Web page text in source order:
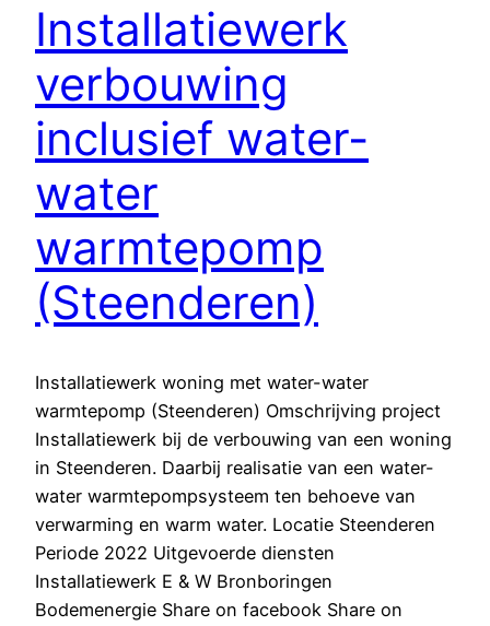
Installatiewerk
verbouwing
inclusief water-
water
warmtepomp
(Steenderen)
Installatiewerk woning met water-water
warmtepomp (Steenderen) Omschrijving project
Installatiewerk bij de verbouwing van een woning
in Steenderen. Daarbij realisatie van een water-
water warmtepompsysteem ten behoeve van
verwarming en warm water. Locatie Steenderen
Periode 2022 Uitgevoerde diensten
Installatiewerk E & W Bronboringen
Bodemenergie Share on facebook Share on